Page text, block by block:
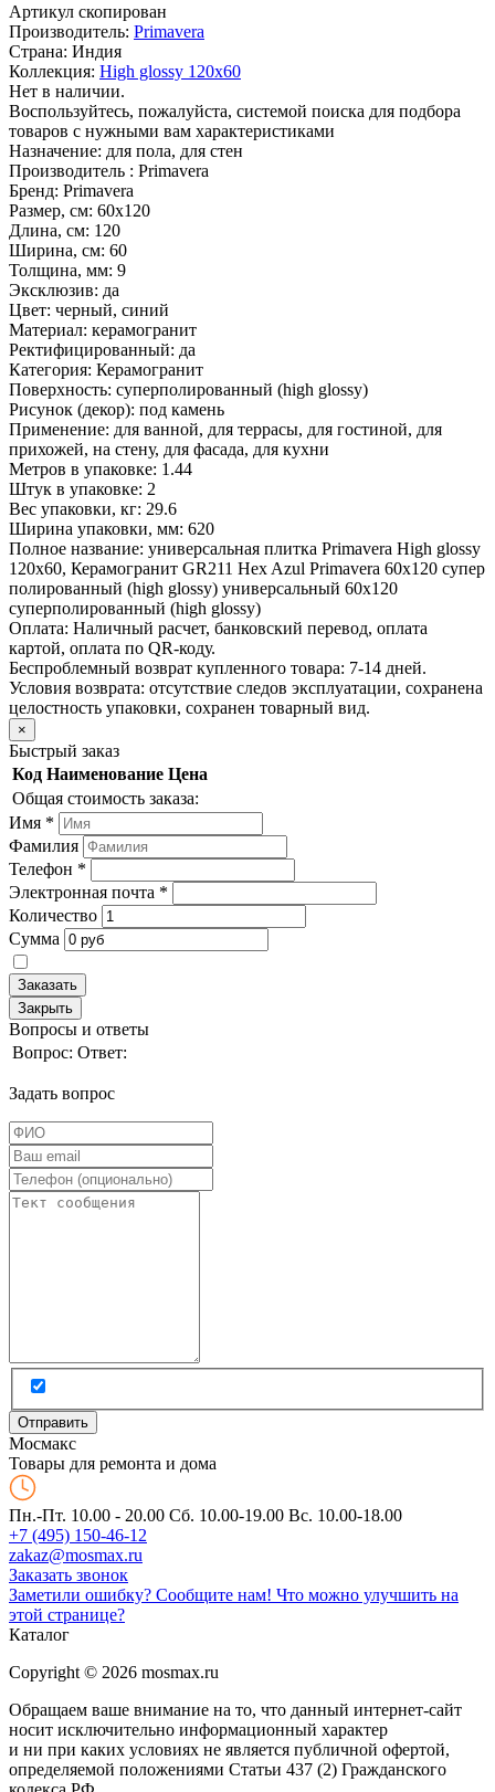
Артикул скопирован
Производитель: Primavera
Страна: Индия
Коллекция: High glossy 120х60
Нет в наличии.
Воспользуйтесь, пожалуйста, системой поиска для подбора
товаров с нужными вам характеристиками
Назначение: для пола, для стен
Производитель : Primavera
Бренд: Primavera
Размер, см: 60x120
Длина, см: 120
Ширина, см: 60
Толщина, мм: 9
Эксклюзив: да
Цвет: черный, синий
Материал: керамогранит
Ректифицированный: да
Категория: Керамогранит
Поверхность: суперполированный (high glossy)
Рисунок (декор): под камень
Применение: для ванной, для террасы, для гостиной, для
прихожей, на стену, для фасада, для кухни
Метров в упаковке: 1.44
Штук в упаковке: 2
Вес упаковки, кг: 29.6
Ширина упаковки, мм: 620
Полное название: универсальная плитка Primavera High glossy
120х60, Керамогранит GR211 Hex Azul Primavera 60x120 супер
полированный (high glossy) универсальный 60x120
суперполированный (high glossy)
Оплата: Наличный расчет, банковский перевод, оплата
картой, оплата по QR-коду.
Беспроблемный возврат купленного товара: 7-14 дней.
Условия возврата: отсутствие следов эксплуатации, сохранена
целостность упаковки, сохранен товарный вид.
×
Быстрый заказ
Код Наименование Цена
Общая стоимость заказа:
Имя *
Фамилия
Телефон *
Электронная почта *
Количество
Сумма
Заказать
Закрыть
Вопросы и ответы
Вопрос: Ответ:
Задать вопрос
Мосмакс
Товары для ремонта и дома
Пн.-Пт. 10.00 - 20.00 Сб. 10.00-19.00 Вс. 10.00-18.00
+7 (495) 150-46-12
zakaz@mosmax.ru
Заказать звонок
Заметили ошибку? Сообщите нам! Что можно улучшить на
этой странице?
Каталог
Copyright © 2026 mosmax.ru
Обращаем ваше внимание на то, что данный интернет-сайт
носит исключительно информационный характер
и ни при каких условиях не является публичной офертой,
определяемой положениями Статьи 437 (2) Гражданского